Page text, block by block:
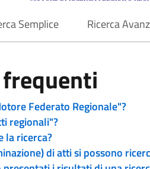
Regioni
Semplice Ricerca
Federato Regionale"?
regionali"?
la ricerca?
di atti si possono